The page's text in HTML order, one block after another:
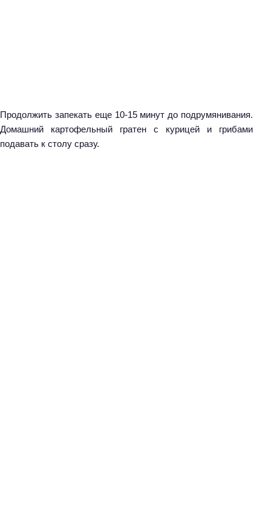
Продолжить запекать еще 10-15 минут до подрумянивания.
Домашний картофельный гратен с курицей и грибами
подавать к столу сразу.